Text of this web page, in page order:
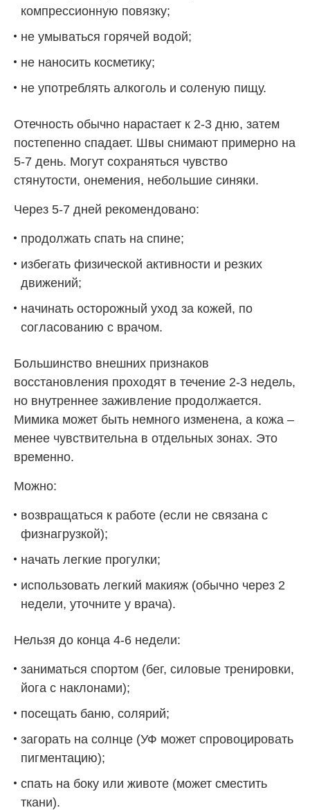
компрессионную повязку;
не умываться горячей водой;
не наносить косметику;
не употреблять алкоголь и соленую пищу.
Отечность обычно нарастает к 2-3 дню, затем
постепенно спадает. Швы снимают примерно на
5-7 день. Могут сохраняться чувство
стянутости, онемения, небольшие синяки.
Через 5-7 дней рекомендовано:
продолжать спать на спине;
избегать физической активности и резких
движений;
начинать осторожный уход за кожей, по
согласованию с врачом.
Большинство внешних признаков
восстановления проходят в течение 2-3 недель,
но внутреннее заживление продолжается.
Мимика может быть немного изменена, а кожа –
менее чувствительна в отдельных зонах. Это
временно.
Можно:
возвращаться к работе (если не связана с
физнагрузкой);
начать легкие прогулки;
использовать легкий макияж (обычно через 2
недели, уточните у врача).
Нельзя до конца 4-6 недели:
заниматься спортом (бег, силовые тренировки,
йога с наклонами);
посещать баню, солярий;
загорать на солнце (УФ может спровоцировать
пигментацию);
спать на боку или животе (может сместить
ткани).